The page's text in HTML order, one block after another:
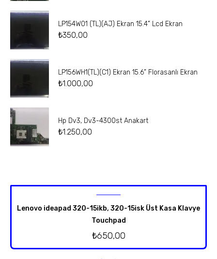
LP154W01 (TL)(AJ) Ekran 15.4” Lcd Ekran
₺350,00
LP156WH1(TL)(C1) Ekran 15.6” Florasanlı Ekran
₺1.000,00
Hp Dv3, Dv3-4300st Anakart
₺1.250,00
Lenovo ideapad 320-15ikb, 320-15isk Üst Kasa Klavye
Touchpad
₺650,00